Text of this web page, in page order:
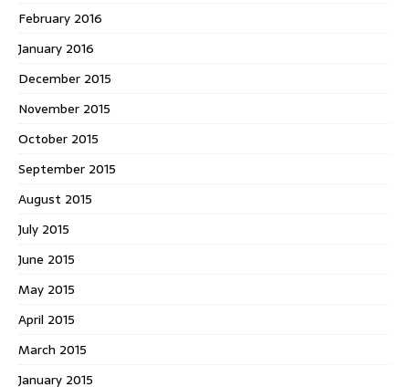
February 2016
January 2016
December 2015
November 2015
October 2015
September 2015
August 2015
July 2015
June 2015
May 2015
April 2015
March 2015
January 2015